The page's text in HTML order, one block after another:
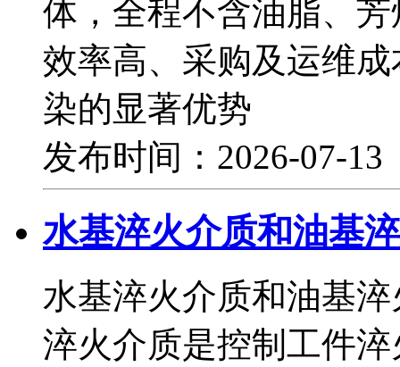
体，全程不含油脂、
效率高、采购及运维
染的显著优势
发布时间：2026-07-
水基淬火介质和油基
水基淬火介质和油基
淬火介质是控制工件